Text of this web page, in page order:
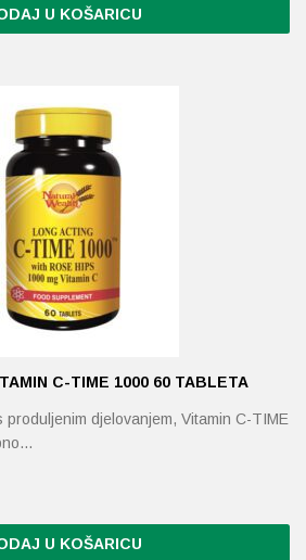
U KOŠARICU
C-TIME 1000 60 TABLETA
produljenim djelovanjem, Vitamin C-TIME
U KOŠARICU